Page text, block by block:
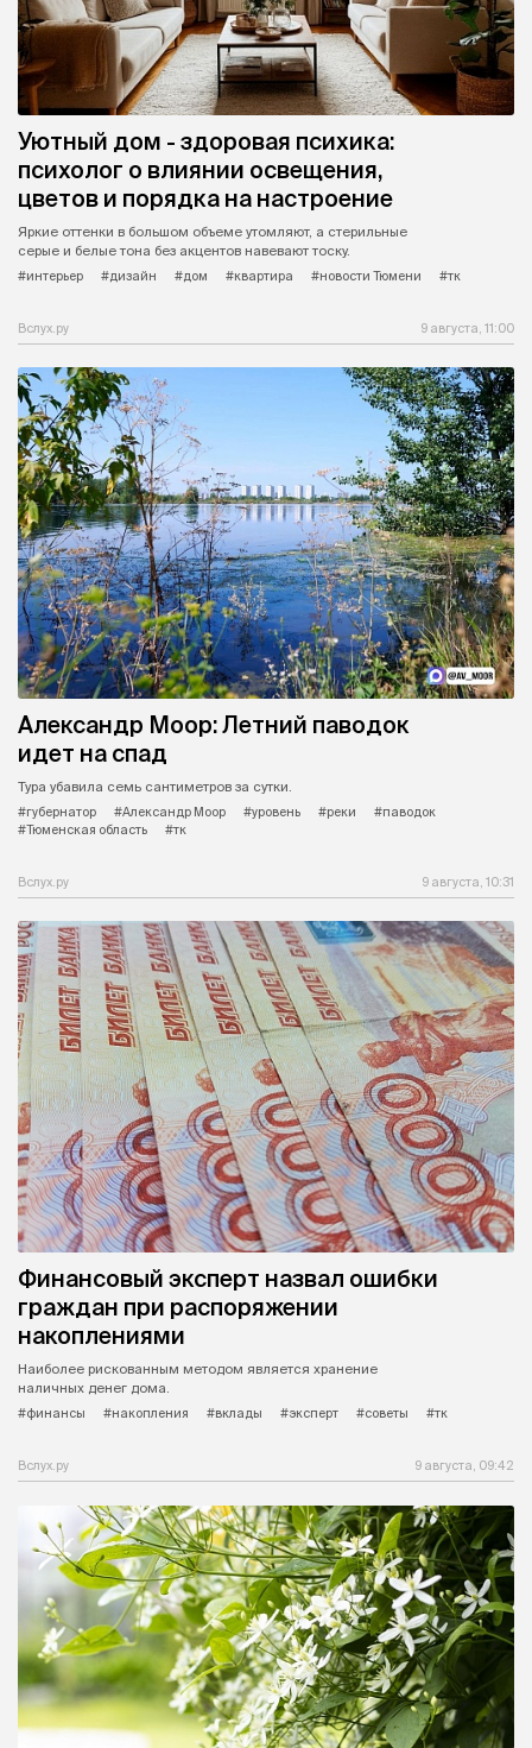
Уютный дом - здоровая психика:
психолог о влиянии освещения,
цветов и порядка на настроение
Яркие оттенки в большом объеме утомляют, а стерильные
серые и белые тона без акцентов навевают тоску.
#интерьер
#дизайн #дом #квартира #новости Тюмени #тк
Вслух.ру 9 августа, 11:00
Александр Моор: Летний паводок
идет на спад
Тура убавила семь сантиметров за сутки.
#губернатор
#Александр Моор #уровень #реки
#паводок
#Тюменская область
#тк
Вслух.ру 9 августа, 10:31
Финансовый эксперт назвал ошибки
граждан при распоряжении
накоплениями
Наиболее рискованным методом является хранение
наличных денег дома.
#финансы
#накопления #вклады #эксперт #советы #тк
Вслух.ру 9 августа, 09:42